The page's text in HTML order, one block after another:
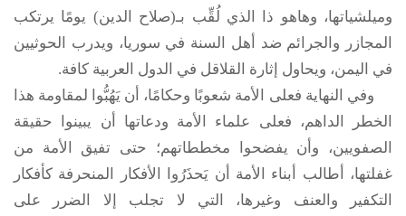
وميلشياتها، وهاهو ذا الذي لُقِّب بـ(صلاح الدين) يومًا يرتكب
المجازر والجرائم ضد أهل السنة في سوريا، ويدرب الحوثيين
في اليمن، ويحاول إثارة القلاقل في الدول العربية كافة.
وفي النهاية فعلى الأمة شعوبًا وحكامًا، أن يَهُبُّوا لمقاومة هذا
الخطر الداهم، فعلى علماء الأمة ودعاتها أن يبينوا حقيقة
الصفويين، وأن يفضحوا مخططاتهم؛ حتى تفيق الأمة من
غفلتها، أطالب أبناء الأمة أن يَحذَرُوا الأفكار المنحرفة كأفكار
التكفير والعنف وغيرها، التي لا تجلب إلا الضرر على